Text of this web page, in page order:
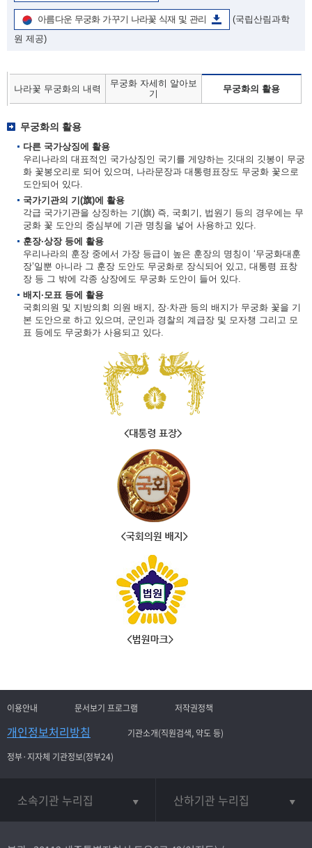
아름다운 무궁화 가꾸기 나라꽃 식재 및 관리
(국립산림과학
원 제공)
나라꽃 무궁화의 내력
무궁화 자세히 알아보
기
무궁화의 활용
무궁화의 활용
다른 국가상징에 활용
우리나라의 대표적인 국가상징인 국기를 게양하는 깃대의 깃봉이 무궁
화 꽃봉오리로 되어 있으며, 나라문장과 대통령표장도 무궁화 꽃으로
도안되어 있다.
국가기관의 기(旗)에 활용
각급 국가기관을 상징하는 기(旗) 즉, 국회기, 법원기 등의 경우에는 무
궁화 꽃 도안의 중심부에 기관 명칭을 넣어 사용하고 있다.
훈장·상장 등에 활용
우리나라의 훈장 중에서 가장 등급이 높은 훈장의 명칭이 ‘무궁화대훈
장’일뿐 아니라 그 훈장 도안도 무궁화로 장식되어 있고, 대통령 표창
장 등 그 밖에 각종 상장에도 무궁화 도안이 들어 있다.
배지·모표 등에 활용
국회의원 및 지방의회 의원 배지, 장·차관 등의 배지가 무궁화 꽃을 기
본 도안으로 하고 있으며, 군인과 경찰의 계급장 및 모자챙 그리고 모
표 등에도 무궁화가 사용되고 있다.
이용안내 문서보기 프로그램 저작권정책
개인정보처리방침
기관소개(직원검색, 약도 등)
정부·지자체 기관정보(정부24)
소속기관 누리집 산하기관 누리집